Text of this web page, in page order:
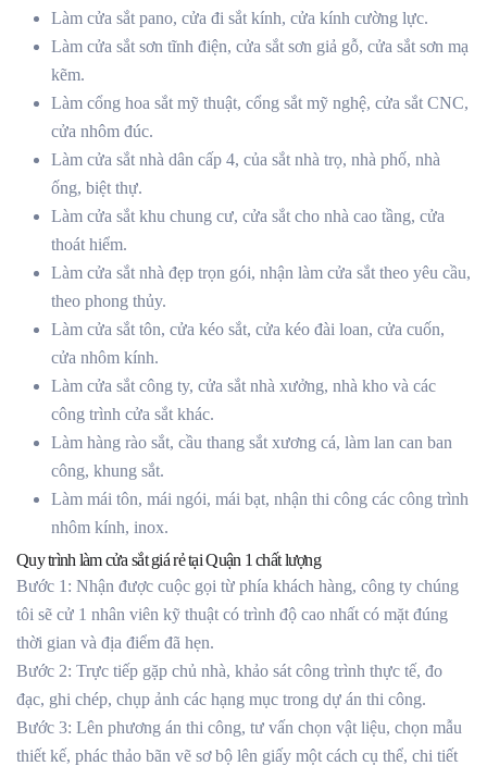
Làm cửa sắt pano, cửa đi sắt kính, cửa kính cường lực.
Làm cửa sắt sơn tĩnh điện, cửa sắt sơn giả gỗ, cửa sắt sơn mạ
kẽm.
Làm cổng hoa sắt mỹ thuật, cổng sắt mỹ nghệ, cửa sắt CNC,
cửa nhôm đúc.
Làm cửa sắt nhà dân cấp 4, của sắt nhà trọ, nhà phố, nhà
ống, biệt thự.
Làm cửa sắt khu chung cư, cửa sắt cho nhà cao tầng, cửa
thoát hiểm.
Làm cửa sắt nhà đẹp trọn gói, nhận làm cửa sắt theo yêu cầu,
theo phong thủy.
Làm cửa sắt tôn, cửa kéo sắt, cửa kéo đài loan, cửa cuốn,
cửa nhôm kính.
Làm cửa sắt công ty, cửa sắt nhà xưởng, nhà kho và các
công trình cửa sắt khác.
Làm hàng rào sắt, cầu thang sắt xương cá, làm lan can ban
công, khung sắt.
Làm mái tôn, mái ngói, mái bạt, nhận thi công các công trình
nhôm kính, inox.
Quy trình làm cửa sắt giá rẻ tại Quận 1 chất lượng
Bước 1: Nhận được cuộc gọi từ phía khách hàng, công ty chúng
tôi sẽ cử 1 nhân viên kỹ thuật có trình độ cao nhất có mặt đúng
thời gian và địa điểm đã hẹn.
Bước 2: Trực tiếp gặp chủ nhà, khảo sát công trình thực tế, đo
đạc, ghi chép, chụp ảnh các hạng mục trong dự án thi công.
Bước 3: Lên phương án thi công, tư vấn chọn vật liệu, chọn mẫu
thiết kế, phác thảo bãn vẽ sơ bộ lên giấy một cách cụ thể, chi tiết